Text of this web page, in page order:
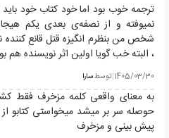
ترجمه خوب بود اما خود کتاب خود
نمیوفته و از نصفه‌ی بعدی یکم
شخص من بنظرم انگیزه قتل قانع
، البته خب گویا اولین اثر نویسنده هم
1405/03/30
|توسطسارا
به معنای واقعی کلمه مزخرف فقط
حوصله سر بر میشد میخواستی کتابو
پیش بینی و مزخرف